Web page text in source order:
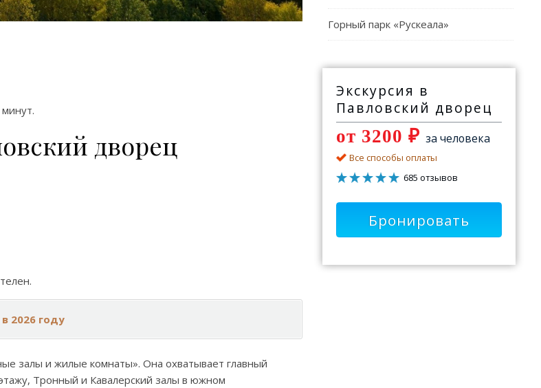
дворец
2026 году
залы и жилые комнаты». Она охватывает главный
Тронный и Кавалерский залы в южном
Горный парк «Рускеала»
Экскурсия в
Павловский дворец
от 3200 ₽ за человека
Все способы оплаты
685 отзывов
Бронировать